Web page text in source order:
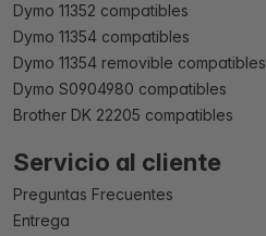
Dymo 11352 compatibles
Dymo 11354 compatibles
Dymo 11354 removible compatibles
Dymo S0904980 compatibles
Brother DK 22205 compatibles
Servicio al cliente
Preguntas Frecuentes
Entrega